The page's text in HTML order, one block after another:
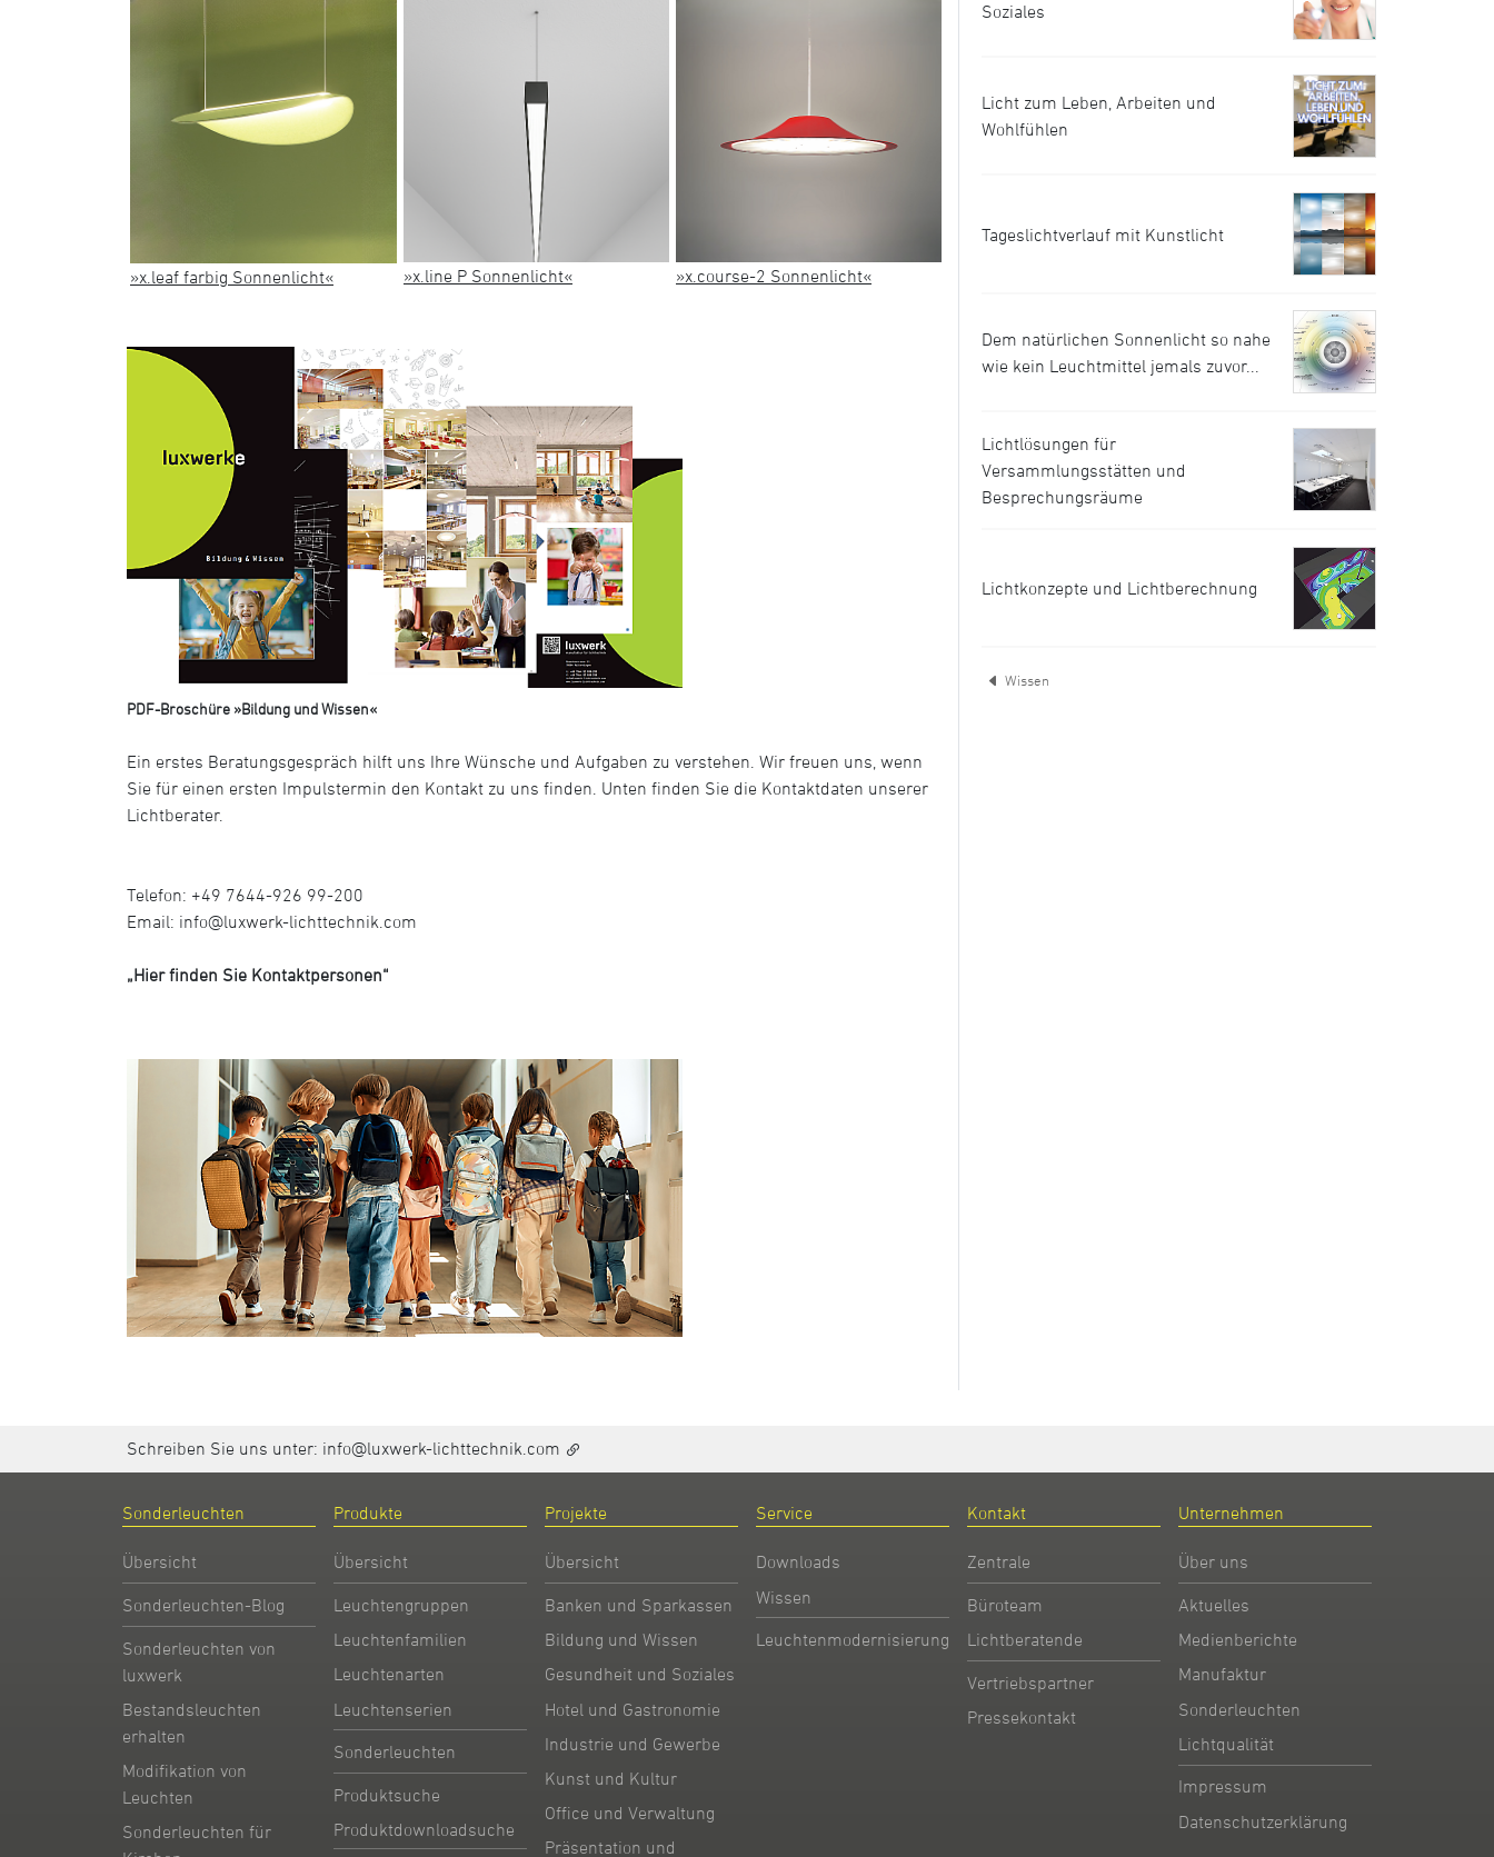
»x.leaf farbig Sonnenlicht« »x.line P Sonnenlicht« »x.course-2 Sonnenlicht«
PDF-Broschüre »Bildung und Wissen«
Ein erstes Beratungsgespräch hilft uns Ihre Wünsche und Aufgaben zu verstehen. Wir freuen uns, wenn
Sie für einen ersten Impulstermin den Kontakt zu uns finden. Unten finden Sie die Kontaktdaten unserer
Lichtberater.
Telefon: +49 7644-926 99-200
Email: info@luxwerk-lichttechnik.com
„Hier finden Sie Kontaktpersonen“
Soziales
Licht zum Leben, Arbeiten und
Wohlfühlen
Tageslichtverlauf mit Kunstlicht
Dem natürlichen Sonnenlicht so nahe
wie kein Leuchtmittel jemals zuvor...
Lichtlösungen für
Versammlungsstätten und
Besprechungsräume
Lichtkonzepte und Lichtberechnung
Wissen
Schreiben Sie uns unter: info@luxwerk-lichttechnik.com
Sonderleuchten
Übersicht
Sonderleuchten-Blog
Sonderleuchten von
luxwerk
Bestandsleuchten
erhalten
Modifikation von
Leuchten
Sonderleuchten für
Produkte
Übersicht
Leuchtengruppen
Leuchtenfamilien
Leuchtenarten
Leuchtenserien
Sonderleuchten
Produktsuche
Produktdownloadsuche
Projekte
Übersicht
Banken und Sparkassen
Bildung und Wissen
Gesundheit und Soziales
Hotel und Gastronomie
Industrie und Gewerbe
Kunst und Kultur
Office und Verwaltung
Präsentation und
Service
Downloads
Wissen
Leuchtenmodernisierung
Kontakt
Zentrale
Büroteam
Lichtberatende
Vertriebspartner
Pressekontakt
Unternehmen
Über uns
Aktuelles
Medienberichte
Manufaktur
Sonderleuchten
Lichtqualität
Impressum
Datenschutzerklärung